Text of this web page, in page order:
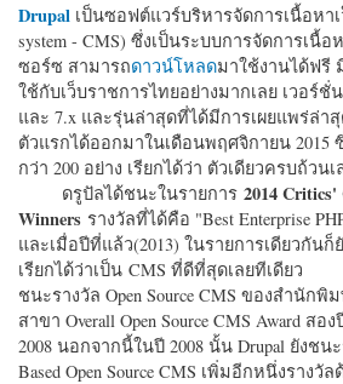
Drupal เป็นซอฟต์แวร์บริหารจัดการเนื้อหาเว็
system - CMS) ซึ่งเป็นระบบการจัดการเนื้
ซอร์ซ สามารถดาวน์โหลดมาใช้งานได้ฟรี
ใช้กับเว็บราชการไทยอย่างมากเลย เวอร์
และ 7.x และรุ่นล่าสุดที่ได้มีการเผยแพร่ล่าสุ
ตัวแรกได้ออกมาในเดือนพฤศจิกายน
กว่า 200 อย่าง เรียกได้ว่า ตัวเดียวครบถ้วน
ดรูปัลได้ชนะในรายการ 2014 Critics'
Winners รางวัลที่ได้คือ "Best Enterprise
และเมื่อปีที่แล้ว(2013) ในรายการเดียวกันก็
เรียกได้ว่าเป็น CMS ที่ดีที่สุดเลยทีเดียว
ชนะรางวัล Open Source CMS ของสำนักพิม
สาขา Overall Open Source CMS Award ส
2008 นอกจากนี้ในปี 2008 นั้น Drupal ยังชน
Based Open Source CMS เพิ่มอีกหนึ่งรางวัล